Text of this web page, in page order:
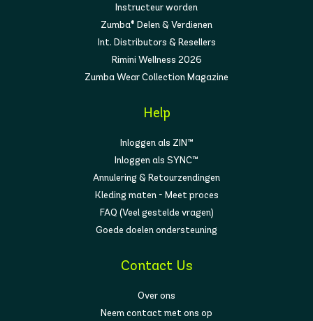
Instructeur worden
Zumba® Delen & Verdienen
Int. Distributors & Resellers
Rimini Wellness 2026
Zumba Wear Collection Magazine
Help
Inloggen als ZIN™
Inloggen als SYNC™
Annulering & Retourzendingen
Kleding maten - Meet proces
FAQ (Veel gestelde vragen)
Goede doelen ondersteuning
Contact Us
Over ons
Neem contact met ons op